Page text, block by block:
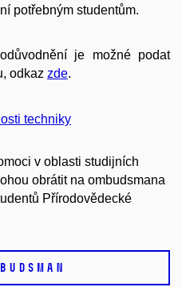
potřebným studentům.
je možné podat
odkaz zde.
techniky
v oblasti studijních
obrátit na ombudsmana
Přírodovědecké